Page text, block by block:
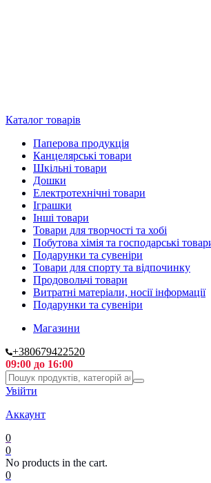
Каталог товарів
Паперова продукція
Канцелярські товари
Шкільні товари
Дошки
Електротехнічні товари
Іграшки
Інші товари
Товари для творчості та хобі
Побутова хімія та господарські
Подарунки та сувеніри
Товари для спорту та відпочинку
Продовольчі товари
Витратні матеріали, носії інформації
Подарунки та сувеніри
Магазини
+380679422520
09:00 до 16:00
Увійти
Аккаунт
0
0
No products in the cart.
0